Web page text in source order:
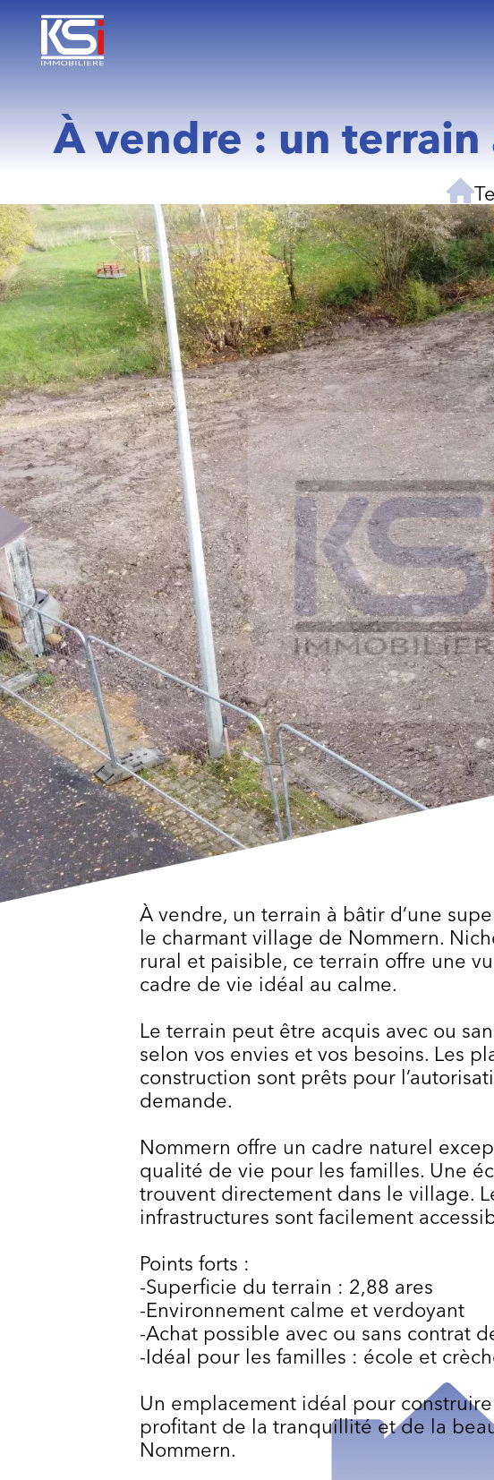
À vendre : un
À vendre, un terrain à bâtir d’une
le charmant village de Nommern.
rural et paisible, ce terrain offre une
cadre de vie idéal au calme.
Le terrain peut être acquis avec ou
selon vos envies et vos besoins. Les
construction sont prêts pour
demande.
Nommern offre un cadre naturel
qualité de vie pour les familles. Une
trouvent directement dans le village.
infrastructures sont facilement
Points forts :
-Superficie du terrain : 2,88 ares
-Environnement calme et verdoyant
-Achat possible avec ou sans contrat
-Idéal pour les familles : école et
Un emplacement idéal pour
profitant de la tranquillité et de la
Nommern.